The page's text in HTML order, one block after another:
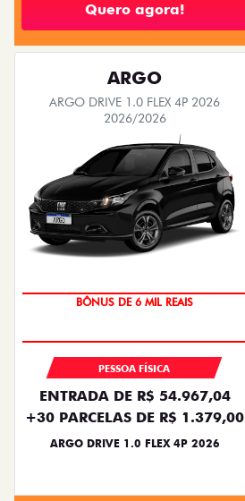
Quero agora!
ARGO
ARGO DRIVE 1.0 FLEX 4P 2026
2026/2026
PESSOA FÍSICA
ENTRADA DE R$ 54.967,04
+30 PARCELAS DE R$ 1.379,00
ARGO DRIVE 1.0 FLEX 4P 2026